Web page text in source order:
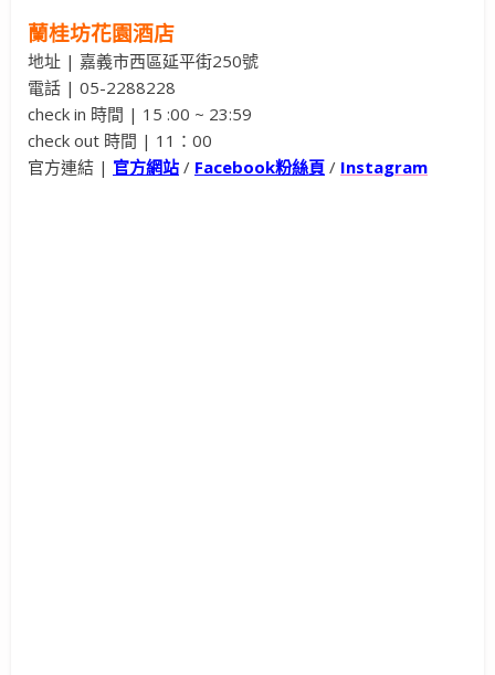
蘭桂坊花園酒店
地址 | 嘉義市西區延平街250號
電話 | 05-2288228
check in 時間 | 15 :00 ~ 23:59
check out 時間 | 11：00
官方連結 | 官方網站 / Facebook粉絲頁 / Instagram